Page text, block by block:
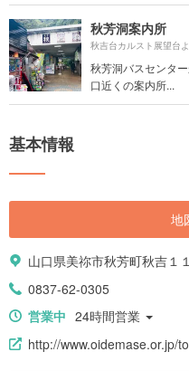
秋芳洞案内所
秋吉台カルスト展望台
秋芳洞バスセンタ
口近くの案内所...
基本情報
地
山口県美祢市秋芳町秋吉１
0837-62-0305
営業中 24時間営業
http://www.oidemase.or.jp/